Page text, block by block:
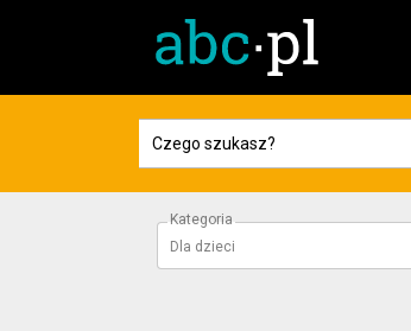
Kategoria
Dla dzieci